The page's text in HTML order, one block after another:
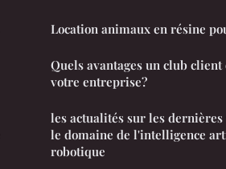
Location animaux en résine
Quels avantages un club
votre entreprise?
les actualités sur les dernières
le domaine de l'intelligence
robotique